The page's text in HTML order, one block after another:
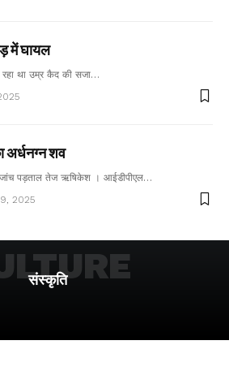
में घायल
रहा था उम्र कैद की सजा…
अर्धनग्न शव
जांच पड़ताल तेज ऋषिकेश । आईडीपीएल…
2025
संस्कृति